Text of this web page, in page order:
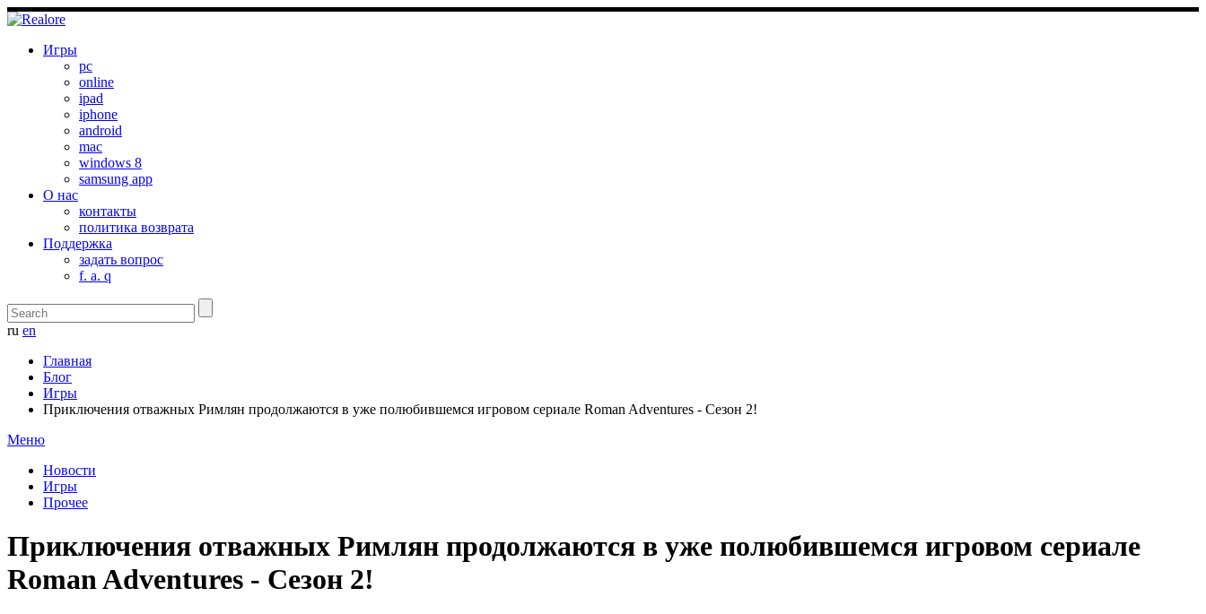
Игры
pc
online
ipad
iphone
android
mac
windows 8
samsung app
О нас
контакты
политика возврата
Поддержка
задать вопрос
f. a. q
ru en
Главная
Блог
Игры
Приключения отважных Римлян продолжаются в уже полюбившемся игровом сериале Roman Adventures - Сезон 2!
Меню
Новости
Игры
Прочее
Приключения отважных Римлян продолжаются в уже полюбившемся игровом сериале
Roman Adventures - Сезон 2!